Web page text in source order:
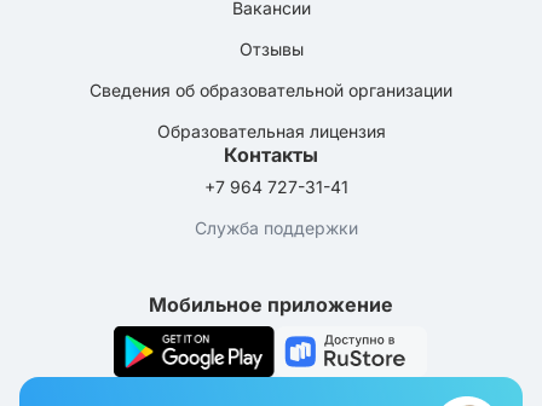
Вакансии
Отзывы
Сведения об образовательной организации
Образовательная лицензия
Контакты
+7 964 727-31-41
Служба поддержки
Мобильное приложение